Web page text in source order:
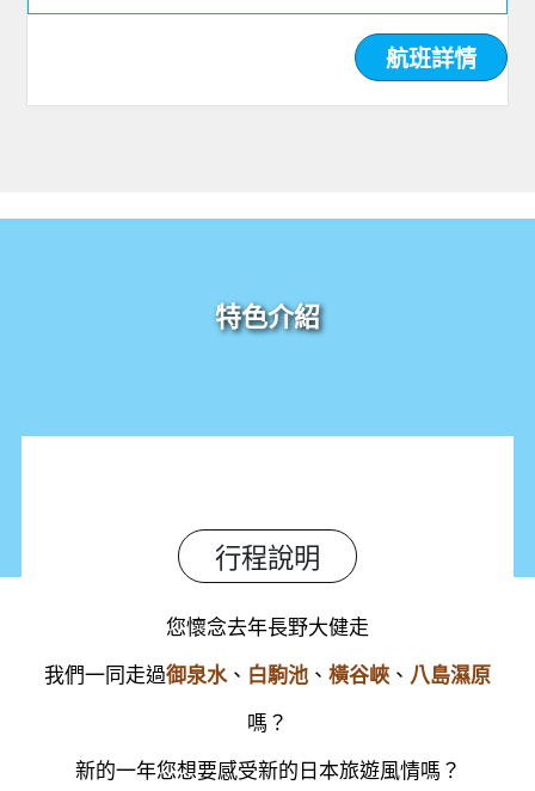
航班詳情
特色介紹
行程說明
您懷念去年長野大健走
我們一同走過御泉水、 白駒池 、 橫谷峽 、 八島濕原
嗎？
新的一年您想要感受新的日本旅遊風情嗎？